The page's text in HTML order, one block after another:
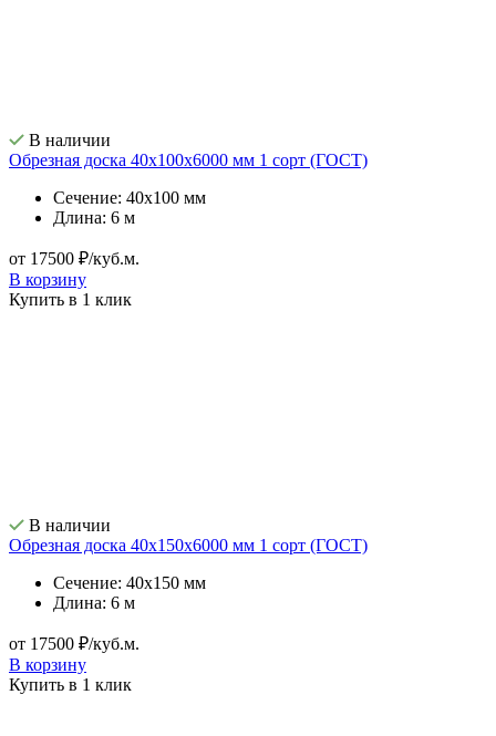
В наличии
Обрезная доска 40х100х6000 мм 1 сорт (ГОСТ)
Сечение: 40х100 мм
Длина: 6 м
от 17500 ₽/куб.м.
В корзину
Купить в 1 клик
В наличии
Обрезная доска 40х150х6000 мм 1 сорт (ГОСТ)
Сечение: 40х150 мм
Длина: 6 м
от 17500 ₽/куб.м.
В корзину
Купить в 1 клик